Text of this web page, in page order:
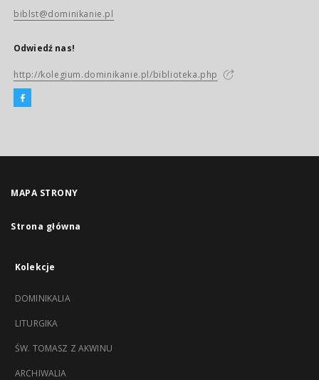
biblst@dominikanie.pl
Odwiedź nas!
http://kolegium.dominikanie.pl/biblioteka.php
MAPA STRONY
Strona główna
Kolekcje
DOMINIKALIA
LITURGIKA
ŚW. TOMASZ Z AKWINU
ARCHIWALIA